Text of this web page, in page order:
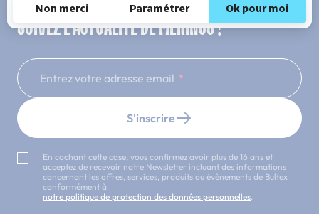
SUIVEZ L'ACTUALITÉ DE MERINOS !
Entrez votre adresse email
S'inscrire
En cochant cette case, vous confirmez avoir plus de 16 ans et
acceptez de recevoir notre Newsletter incluant des informations
concernant les offres, services, produits ou évènements de Bultex
conformément à
notre politique de protection des données personnelles.